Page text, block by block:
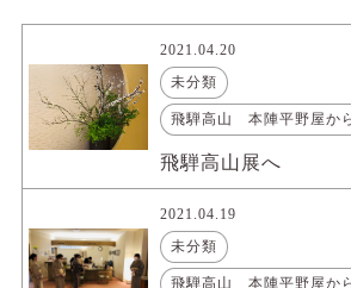
2021.04.20
未分類
飛騨高山 本陣平野屋か
飛騨高山展へ
2021.04.19
未分類
飛騨高山 本陣平野屋か